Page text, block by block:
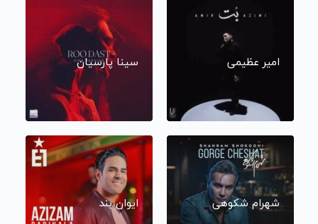
امیر عظیمی سینا پارسیان
شهرام شکوهی ایوان بند